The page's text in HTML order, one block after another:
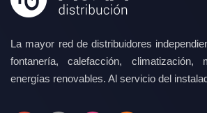
La mayor red de distribuidores
fontanería, calefacción, climatización,
energías renovables. Al servicio del